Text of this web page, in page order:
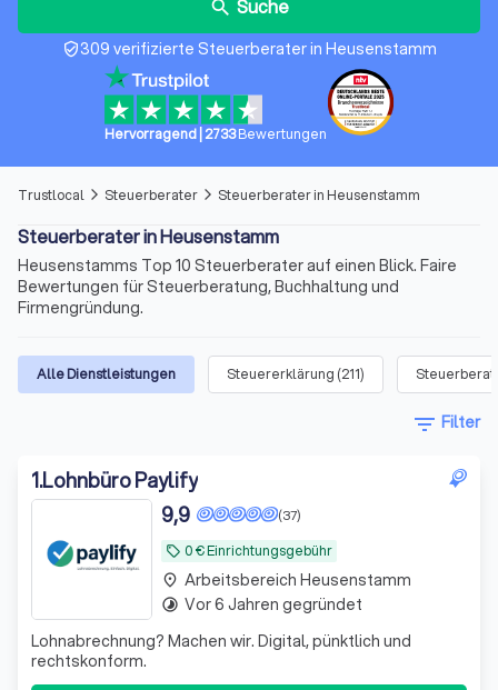
search Suche
verified_user309 verifizierte Steuerberater in Heusenstamm
Hervorragend| 2733 Bewertungen
Trustlocal arrow_forward_ios Steuerberater arrow_forward_ios Steuerberater in Heusenstamm
Steuerberater in Heusenstamm
Heusenstamms Top 10 Steuerberater auf einen Blick. Faire
Bewertungen für Steuerberatung, Buchhaltung und
Firmengründung.
Alle Dienstleistungen Steuererklärung (211)
filter_list Filter
1.Lohnbüro Paylify
local_offer 0 € Einrichtungsgebühr
(37)
9,9
Lohnabrechnung? Machen wir. Digital, pünktlich und
rechtskonform.
place Arbeitsbereich Heusenstamm
timelapse Vor 6 Jahren gegründet